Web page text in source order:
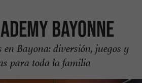
Bayonne
en Bayona: diversión, juegos y
para toda la familia